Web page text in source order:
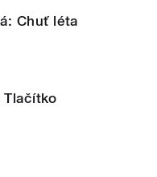
Chuť léta
Tlačítko